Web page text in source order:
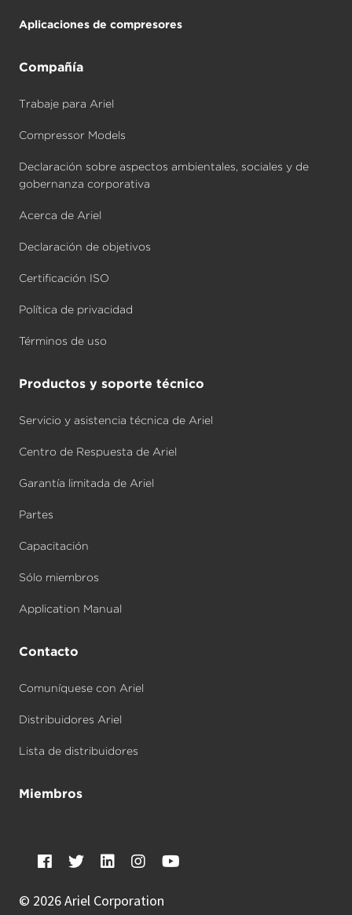
Aplicaciones de compresores
Compañía
Trabaje para Ariel
Compressor Models
Declaración sobre aspectos ambientales, sociales y de
gobernanza corporativa
Acerca de Ariel
Declaración de objetivos
Certificación ISO
Política de privacidad
Términos de uso
Productos y soporte técnico
Servicio y asistencia técnica de Ariel
Centro de Respuesta de Ariel
Garantía limitada de Ariel
Partes
Capacitación
Sólo miembros
Application Manual
Contacto
Comuníquese con Ariel
Distribuidores Ariel
Lista de distribuidores
Miembros
© 2026 Ariel Corporation